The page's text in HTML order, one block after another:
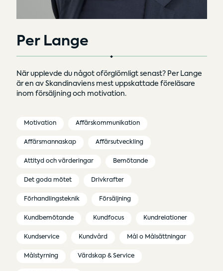
Per Lange
När upplevde du något oförglömligt senast? Per Lange
är en av Skandinaviens mest uppskattade föreläsare
inom försäljning och motivation.
Motivation Affärskommunikation
Affärsmannaskap Affärsutveckling
Attityd och värderingar Bemötande
Det goda mötet Drivkrafter
Förhandlingsteknik Försäljning
Kundbemötande Kundfocus Kundrelationer
Kundservice Kundvård Mål o Målsättningar
Målstyrning Värdskap & Service